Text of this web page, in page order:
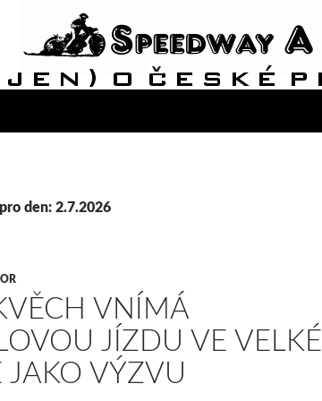
den: 2.7.2026
VNÍMÁ
JÍZDU VE VELKÉ
JAKO VÝZVU